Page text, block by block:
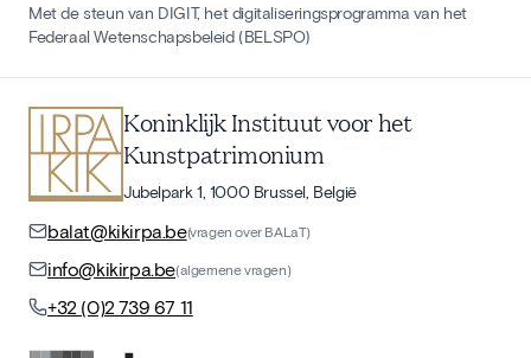
Met de steun van DIGIT, het digitaliseringsprogramma van het
Federaal Wetenschapsbeleid (BELSPO)
Koninklijk Instituut voor het
Kunstpatrimonium
Jubelpark 1, 1000 Brussel, België
balat@kikirpa.be(vragen over BALaT)
info@kikirpa.be(algemene vragen)
+32 (0)2 739 67 11